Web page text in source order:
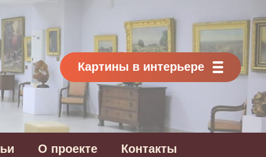
Картины в интерьере
О проекте Контакты